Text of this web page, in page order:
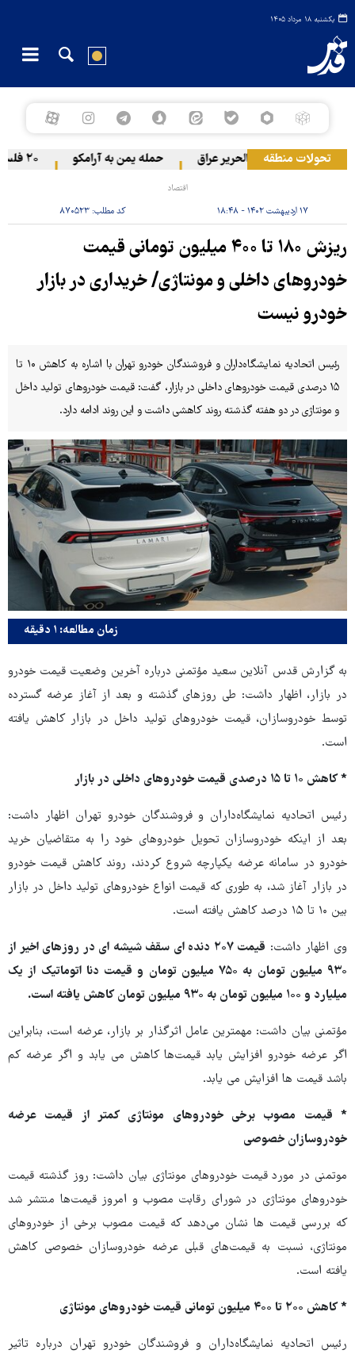
یکشنبه ۱۸ مرداد ۱۴۰۵
تحولات منطقه
آمریکا از پایگاه الحریر عراق حمله یمن به آرامکو
اقتصاد
۱۷ اردیبهشت ۱۴۰۲ - ۱۸:۴۸ کد مطلب: ۸۷۰۵۲۳
ریزش ۱۸۰ تا ۴۰۰ میلیون تومانی‌ قیمت
خودروهای داخلی و مونتاژی‌/ خریداری در بازار
خودرو نیست
رئیس اتحادیه نمایشگاه‌داران و فروشندگان خودرو تهران با اشاره به کاهش ۱۰ تا
۱۵ درصدی قیمت خودروهای داخلی در بازار، گفت: قیمت خودروهای تولید داخل
و مونتاژی در دو هفته گذشته روند کاهشی داشت و این روند ادامه دارد.
زمان مطالعه: ۱ دقیقه
به گزارش قدس آنلاین سعید مؤتمنی درباره آخرین وضعیت قیمت خودرو
در بازار، اظهار داشت: طی روزهای گذشته و بعد از آغاز عرضه گسترده
توسط خودروسازان، قیمت خودروهای تولید داخل در بازار کاهش یافته
است.
* کاهش ۱۰ تا ۱۵ درصدی قیمت خودروهای داخلی در بازار
رئیس اتحادیه نمایشگاه‌داران و فروشندگان خودرو تهران اظهار داشت:
بعد از اینکه خودروسازان تحویل خودروهای خود را به متقاضیان خرید
خودرو در سامانه عرضه یکپارچه شروع کردند، روند کاهش قیمت خودرو
در بازار آغاز شد، به طوری که قیمت انواع خودروهای تولید داخل در بازار
بین ۱۰ تا ۱۵ درصد کاهش یافته است.
وی اظهار داشت:
قیمت ۲۰۷ دنده ای سقف شیشه ای در روزهای اخیر از
۹۳۰ میلیون تومان به ۷۵۰ میلیون تومان و قیمت دنا اتوماتیک از یک
میلیارد و ۱۰۰ میلیون تومان به ۹۳۰ میلیون تومان کاهش یافته است.
مؤتمنی بیان داشت: مهمترین عامل اثرگذار بر بازار، عرضه است، بنابراین
اگر عرضه خودرو افزایش یابد قیمت‌ها کاهش می یابد و اگر عرضه کم
باشد قیمت ها افزایش می یابد.
* قیمت مصوب برخی خودروهای مونتاژی کمتر از قیمت عرضه
خودروسازان خصوصی
موتمنی در مورد قیمت خودروهای مونتاژی بیان داشت: روز گذشته قیمت
خودروهای مونتاژی در شورای رقابت مصوب و امروز قیمت‌ها منتشر شد
که بررسی قیمت ها نشان می‌دهد که قیمت مصوب برخی از خودروهای
مونتاژی، نسبت به قیمت‌های قبلی عرضه خودروسازان خصوصی کاهش
یافته است.
* کاهش ۲۰۰ تا ۴۰۰ میلیون تومانی قیمت خودروهای مونتاژی
رئیس اتحادیه نمایشگاه‌داران و فروشندگان خودرو تهران درباره تاثیر